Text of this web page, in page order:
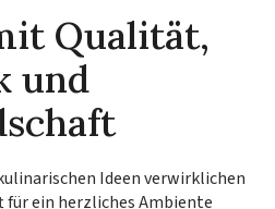
Qualität,
und
Ideen verwirklichen
ein herzliches Ambiente